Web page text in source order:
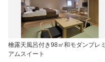
檜露天風呂付き98㎡和モダンプレミ
アムスイート